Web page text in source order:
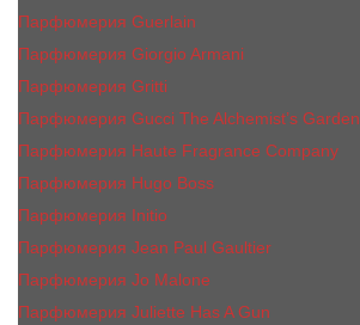
Парфюмерия Guerlain
Парфюмерия Giorgio Armani
Парфюмерия Gritti
Парфюмерия Gucci The Alchemist’s Garden.
Парфюмерия Haute Fragrance Company
Парфюмерия Hugo Boss
Парфюмерия Initio
Парфюмерия Jean Paul Gaultier
Парфюмерия Jо Malоnе
Парфюмерия Juliette Has A Gun